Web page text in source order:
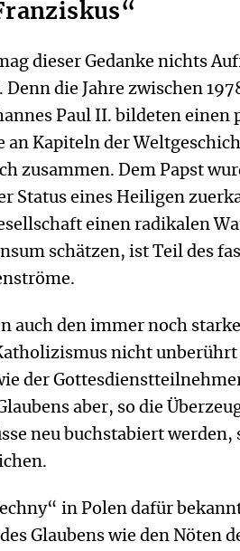
dieser Gedanke nichts
die Jahre zwischen
Paul II. bildeten einen
an Kapiteln der
zusammen. Dem Papst
Status eines Heiligen
einen radikalen
schätzen, ist Teil des
auch den immer noch
nicht unberührt
der
aber, so die
neu buchstabiert werden,
in Polen dafür
Glaubens wie den Nöten